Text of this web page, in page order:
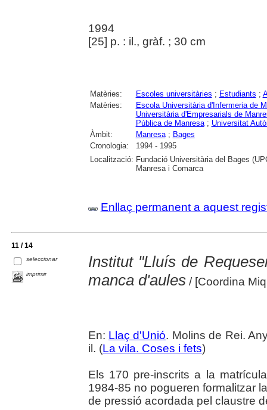
1994
[25] p. : il., gràf. ; 30 cm
Matèries: Escoles universitàries ; Estudiants ;
Matèries:
Escola Universitària d'Infermeria de
Universitària d'Empresarials de
Pública de Manresa; Universitat
Àmbit:
Manresa; Bages
Cronologia:
1994 - 1995
Localització: Fundació Universitària del Bages
Manresa i Comarca
Enllaç permanent a aquest
11 / 14
seleccionar
imprimir
Institut "Lluís de
manca d'aules/ [Coordina
En: Llaç d'Unió. Molins de Rei.
il. (La vila. Coses i fets)
Els 170 pre-inscrits a la
1984-85 no pogueren formalitzar
de pressió acordada pel claustre